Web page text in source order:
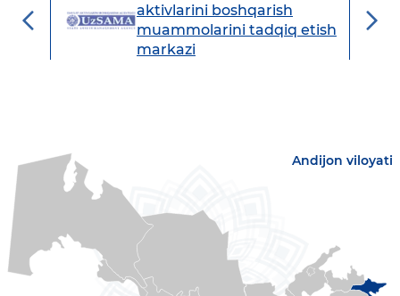
aktivlarini boshqarish
muammolarini tadqiq etish
markazi
Andijon viloyati